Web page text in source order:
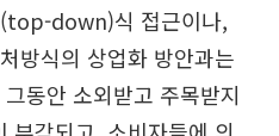
down)식 접근이나,
방식의 상업화 방안과는
동안 소외받고 주목받지